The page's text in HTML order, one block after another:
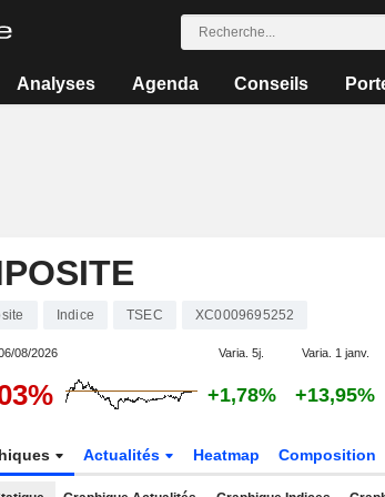
Analyses Agenda Conseils
Indice TSEC XC0009695252
08/2026 Varia. 5j. Varia. 1 janv.
+1,78% +13,95%
Actualités Heatmap Composition